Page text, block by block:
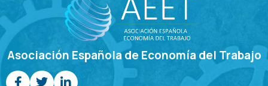
Asociación Española de Economía del Trabajo